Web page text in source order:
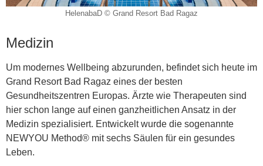
HelenabaD © Grand Resort Bad Ragaz
Medizin
Um modernes Wellbeing abzurunden, befindet sich heute im
Grand Resort Bad Ragaz eines der besten
Gesundheitszentren Europas. Ärzte wie Therapeuten sind
hier schon lange auf einen ganzheitlichen Ansatz in der
Medizin spezialisiert. Entwickelt wurde die sogenannte
NEWYOU Method® mit sechs Säulen für ein gesundes
Leben.